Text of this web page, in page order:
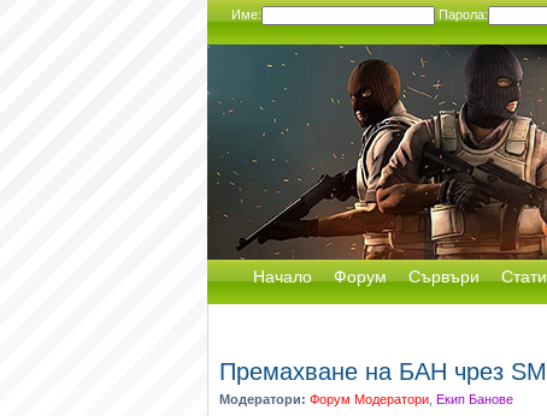
Име: Парола:
Начало Форум Сървъри
Премахване на БАН чрез
Модератори: Форум Модератори Екип Банове